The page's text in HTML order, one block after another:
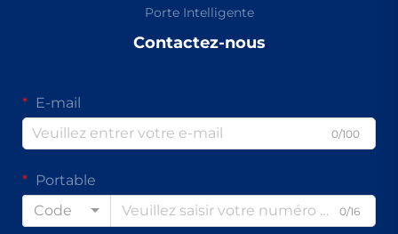
Porte Intelligente
Contactez-nous
E-mail
0/100
Portable
Code
0/16